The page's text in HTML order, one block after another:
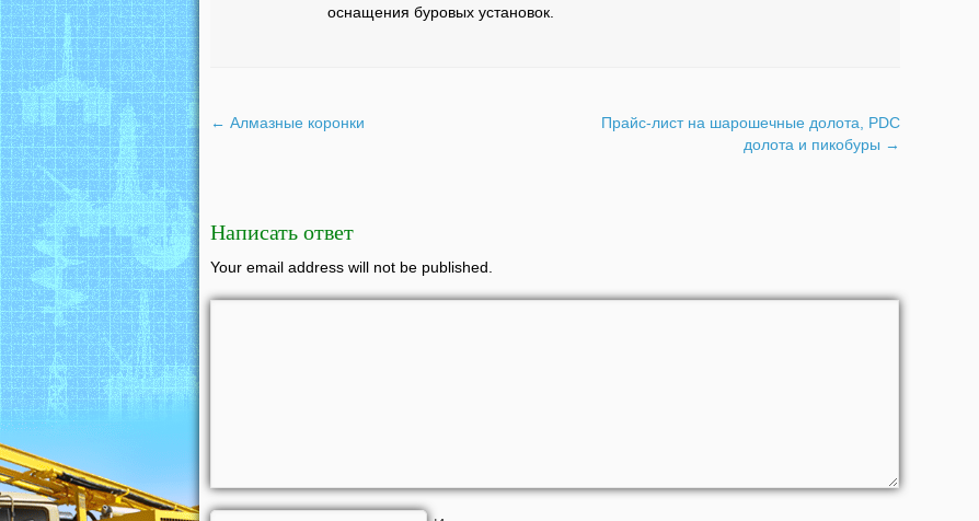
оснащения буровых установок.
← Алмазные коронки
Прайс-лист на шарошечные долота, PDC
долота и пикобуры →
Написать ответ
Your email address will not be published.